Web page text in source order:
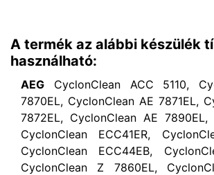
A termék az alábbi készülék
használható:
AEG CyclonClean ACC 5110,
7870EL, CyclonClean AE 7871EL,
7872EL, CyclonClean AE 7890EL,
CyclonClean ECC41ER,
CyclonClean ECC44EB,
CyclonClean Z 7860EL,